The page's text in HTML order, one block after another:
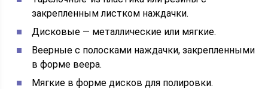
закрепленным листком наждачки.
Дисковые — металлические или мягкие.
Веерные с полосками наждачки, закрепленными
в форме веера.
Мягкие в форме дисков для полировки.